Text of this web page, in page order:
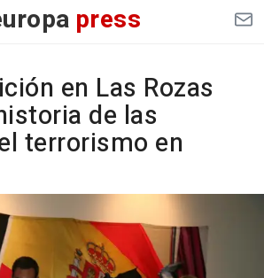
press
en Las Rozas
de las
terrorismo en